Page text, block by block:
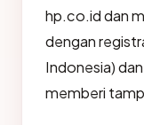
hp.co.id dan
dengan
Indonesia)
memberi